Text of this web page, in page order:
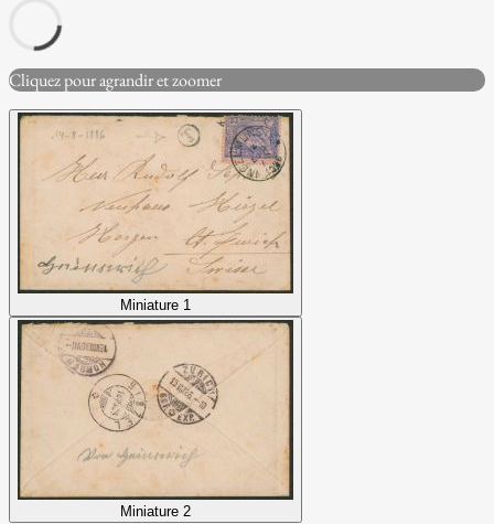
Cliquez pour agrandir et zoomer
Miniature 1
Miniature 2